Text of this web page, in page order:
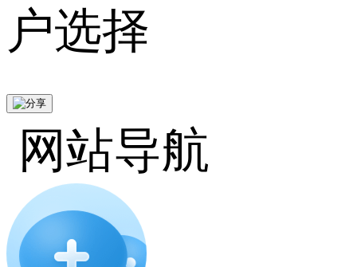
户选择
网站导航